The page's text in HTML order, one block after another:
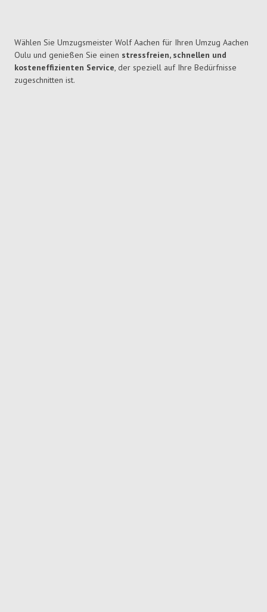
Wählen Sie Umzugsmeister Wolf Aachen für Ihren Umzug Aachen
Oulu und genießen Sie einen stressfreien, schnellen und
kosteneffizienten Service, der speziell auf Ihre Bedürfnisse
zugeschnitten ist.